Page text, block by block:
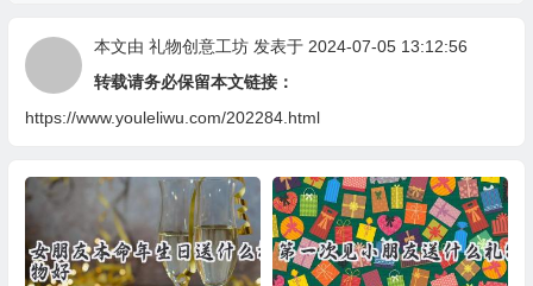
本文由 礼物创意工坊发表于 2024-07-05 13:12:56
转载请务必保留本文链接：
https://www.youleliwu.com/202284.html